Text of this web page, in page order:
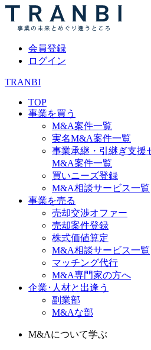
会員登録
ログイン
TRANBI
TOP
事業を買う
M&A案件一覧
実名M&A案件一覧
事業承継・引継ぎ支援
M&A案件一覧
買いニーズ登録
M&A相談サービス一覧
事業を売る
売却交渉オファー
売却案件登録
株式価値算定
M&A相談サービス一覧
マッチング代行
M&A専門家の方へ
企業･人材と出逢う
副業部
M&Aな部
M&Aについて学ぶ